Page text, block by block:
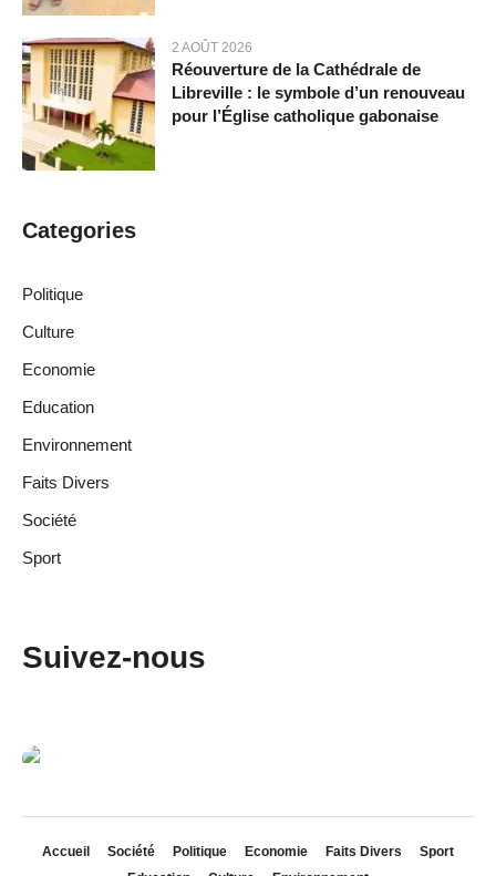
2 AOÛT 2026
Réouverture de la Cathédrale de
Libreville : le symbole d’un renouveau
pour l’Église catholique gabonaise
Categories
Politique
Culture
Economie
Education
Environnement
Faits Divers
Société
Sport
Suivez-nous
Accueil Société Politique Economie Faits Divers
Sport